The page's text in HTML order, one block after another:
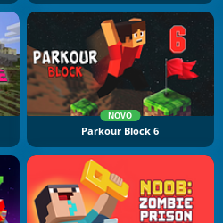
NOVO
Parkour Block 6